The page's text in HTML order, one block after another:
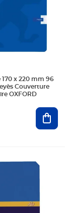
170 x 220 mm 96
Couverture
OXFORD